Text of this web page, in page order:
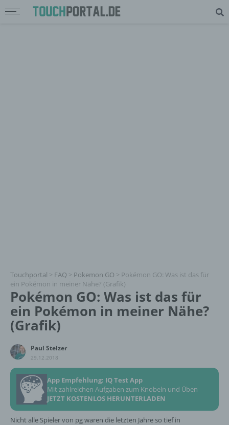
Touchportal > FAQ > Pokemon GO > Pokémon GO: Was ist das für
ein Pokémon in meiner Nähe? (Grafik)
Pokémon GO: Was ist das für
ein Pokémon in meiner Nähe?
(Grafik)
Paul Stelzer
29.12.2018
App Empfehlung: IQ Test App
Mit zahlreichen Aufgaben zum Knobeln und Üben
JETZT KOSTENLOS HERUNTERLADEN
Nicht alle Spieler von pg waren die letzten Jahre so tief in